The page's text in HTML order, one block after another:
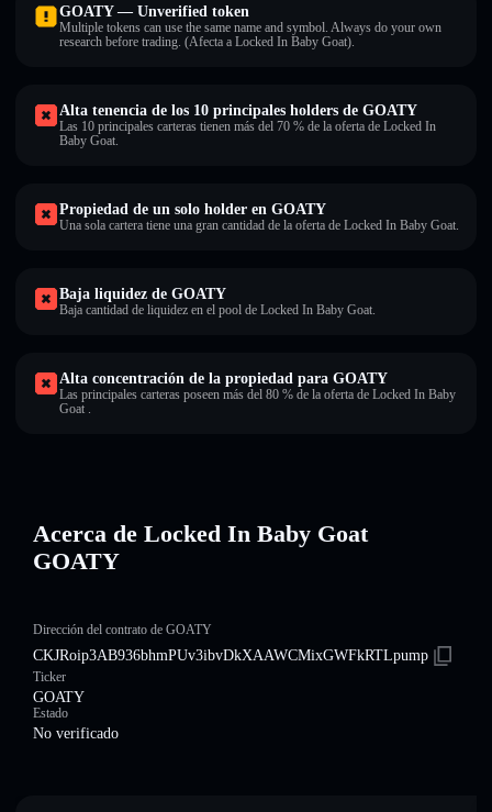
GOATY — Unverified token
Multiple tokens can use the same name and symbol. Always do your own
research before trading. (Afecta a Locked In Baby Goat).
Alta tenencia de los 10 principales holders de GOATY
Las 10 principales carteras tienen más del 70 % de la oferta de Locked In
Baby Goat.
Propiedad de un solo holder en GOATY
Una sola cartera tiene una gran cantidad de la oferta de Locked In Baby Goat.
Baja liquidez de GOATY
Baja cantidad de liquidez en el pool de Locked In Baby Goat.
Alta concentración de la propiedad para GOATY
Las principales carteras poseen más del 80 % de la oferta de Locked In Baby
Goat .
Acerca de Locked In Baby Goat
GOATY
Dirección del contrato de GOATY
CKJRoip3AB936bhmPUv3ibvDkXAAWCMixGWFkRTLpump
Ticker
GOATY
Estado
No verificado